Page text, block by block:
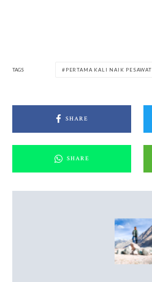
TAGS PERTAMA KALI NAIK PESAWAT
SHARE
SHARE